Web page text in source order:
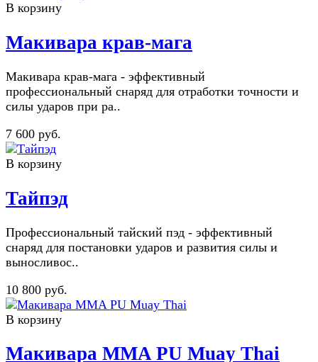
В корзину
Макивара крав-мага
Макивара крав-мага - эффективный
профессиональный снаряд для отработки точности и
силы ударов при ра..
7 600 руб.
В корзину
Тайпэд
Профессиональный тайский пэд - эффективный
снаряд для постановки ударов и развития силы и
выносливос..
10 800 руб.
В корзину
Макивара MMA PU Muay Thai